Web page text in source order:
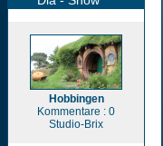
Hobbingen
Kommentare : 0
Studio-Brix